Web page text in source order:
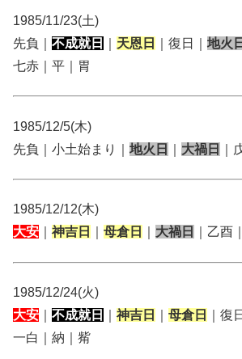
1985/11/23(土)
先負｜ 不成就日 天恩日 ｜復日｜ 地火日
七赤｜平｜胃
1985/12/5(木)
先負｜小土始まり｜ 地火日 大禍日 ｜
1985/12/12(木)
大安
神吉日 母倉日 大禍日 ｜乙酉
1985/12/24(火)
大安
不成就日 神吉日 母倉日 ｜復
一白｜納｜觜